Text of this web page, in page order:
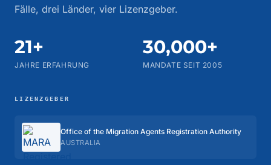
Fälle, drei Länder, vier Lizenzgeber.
21+
JAHRE ERFAHRUNG
30,000+
MANDATE SEIT 2005
LIZENZGEBER
Office of the Migration Agents Registration Authority
AUSTRALIA